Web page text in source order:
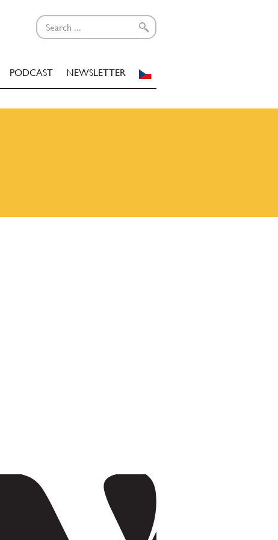
PODCAST NEWSLETTER